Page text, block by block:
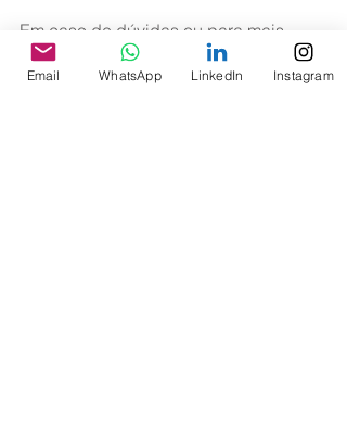
Em caso de dúvidas ou para mais
informações, acesse o site
www.cerdeiraadvogados.com.br ou
Email WhatsApp LinkedIn Instagram